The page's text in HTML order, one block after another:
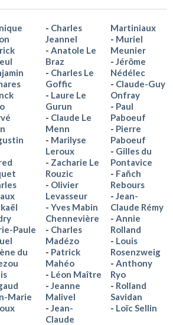
Paule
du
Marie
Charles
Jeannel
Anatole Le
Braz
Charles Le
Goffic
Laure Le
Gurun
Claude Le
Menn
Marilyse
Leroux
Zacharie Le
Rouzic
Olivier
Levasseur
Yves Mabin
Chennevière
Charles
Madézo
Patrick
Mahéo
Léon Maître
Jeanne
Malivel
Jean-
Claude
Martiniaux
Muriel
Meunier
Jérôme
Nédélec
Claude-Guy
Onfray
Paul
Paboeuf
Pierre
Paboeuf
Gilles du
Pontavice
Fañch
Rebours
Jean-
Claude Rémy
Annie
Rolland
Louis
Rosenzweig
Anthony
Ryo
Rolland
Savidan
Loïc Sellin